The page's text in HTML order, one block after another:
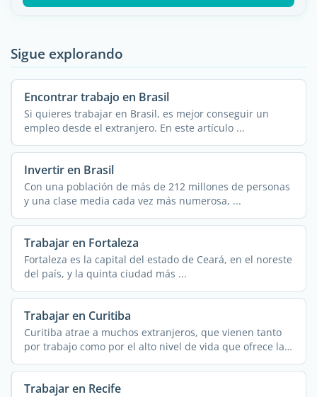
Sigue explorando
Encontrar trabajo en Brasil
Si quieres trabajar en Brasil, es mejor conseguir un
empleo desde el extranjero. En este artículo ...
Invertir en Brasil
Con una población de más de 212 millones de personas
y una clase media cada vez más numerosa, ...
Trabajar en Fortaleza
Fortaleza es la capital del estado de Ceará, en el noreste
del país, y la quinta ciudad más ...
Trabajar en Curitiba
Curitiba atrae a muchos extranjeros, que vienen tanto
por trabajo como por el alto nivel de vida que ofrece la
...
Trabajar en Recife